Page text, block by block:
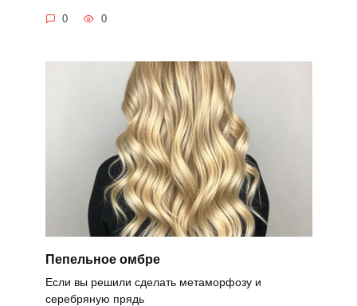
0 0
Пепельное омбре
Если вы решили сделать метаморфозу и
серебряную прядь